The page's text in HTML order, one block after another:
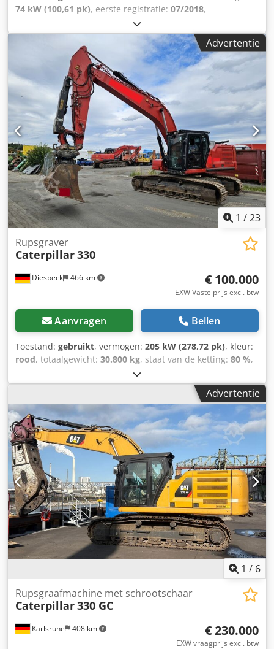
74 kW (100,61 pk), eerste registratie: 07/2018,
, totaalgewicht:
soort overbrenging:mechanisch, ophanging:overig,
2.370 h
, Diesel, bouwjaar 2018, 74,5 kW,
2.370 bedrijfsuren, 20 km/u, bak, palletvork, toegestane
totale massa 8.050 kg. VOOR ONS STAAT DE STAAT EN HET
GEVOEL CENTRAAL; DE PRIJS IS VAN ONDERGESCHIKT
BELANG. Voor verdere vragen is de heer Faller bereikbaar
op het opgegeven nummer. //*INRUIL, INKOOP OF
VERPANDING VAN UW VOERTUIG EN FINANCIERING
MOGELIJK! Alle gegevens zonder garantie.* Meer
aanbiedingen vindt u op onze homepage. De beschrijving
en opgegeven gegevens vormen geen garantie of
bindende toezegging. Bindend is alleen het koopcontract
dat bij de aankoop in het autobedrijf wordt afgesloten.
Wijzigingen, fouten en tussentijdse verkoop
voorbehouden! Dcsdsvicytspfx Ambok
Advertentie
1 /23
Diespeck 466 km
Rupsgraver
Caterpillar330
€ 100.000
EXW Vaste prijs excl. btw
Aanvragen Bellen
Toestand: gebruikt, vermogen: 205 kW (278,72 pk), kleur:
rood, totaalgewicht: 30.800 kg, staat van de ketting: 80 %,
, Bouwjaar:
h, Uitrusting:cabine, extra koplampen, grijperhydrauliek,
, Airconditioning Hamerhydrauliek
Snelwisselsysteem Centrale smering Loopwerkconditie
90% Slootreinigingsbak 1.800 mm Rupsbreedte 600 mm
Djdpey A H Hvefx Ambeck Motortype C 7.1 Loopwerk LC
Luchtcompressor Oil Quick Hoogte 3.100 mm Breedte
3.000 mm Wijzigingen en fouten voorbehouden
Advertentie
1 / 6
Karlsruhe 408 km
Rupsgraafmachine met schrootschaar
Caterpillar330 GC
€ 230.000
EXW vraagprijs excl. btw